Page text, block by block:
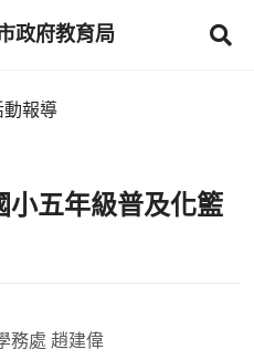
政府教育局
動報導
五年級普及化籃
務處 趙建偉